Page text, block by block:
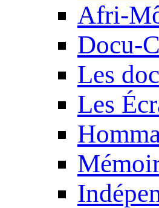
Afri-
Docu-
Les
Les